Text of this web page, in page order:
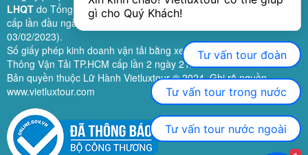
LHQTdo Tổng Cục Du Lịch (nay là Cục Du lịch quốc gia Việt Nam)
cấp lần đầu ngày 26/09/2019 (sửa đổi, bổ sung lần 3 ngày
03/02/2023).
Số giấy phép kinh doanh vận tải bằng xe ô tô:11924do Sở Giao
Thông Vận Tải TP.HCM cấp lần 2 ngày 21/02/2023.
Bản quyền thuộc Lữ Hành Vietluxtour ® 2024. Ghi rõ nguồn
www.vietluxtour.com
gì cho Quý Khách!
Tư vấn tour đoàn
Tư vấn tour trong nước
Tư vấn tour nước ngoài